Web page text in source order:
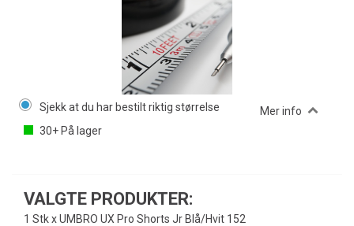
Sjekk at du har bestilt riktig størrelse
Mer info
30+ På lager
VALGTE PRODUKTER:
1 Stk x UMBRO UX Pro Shorts Jr Blå/Hvit 152